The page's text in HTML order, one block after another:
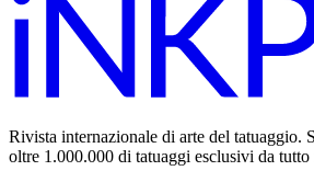
Rivista internazionale di arte del tatuaggio.
oltre 1.000.000 di tatuaggi esclusivi da